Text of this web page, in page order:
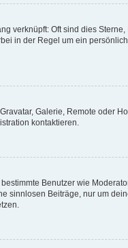
verknüpft: Oft sind dies
in der Regel um ein
Galerie, Remote oder
kontaktieren.
Benutzer wie
sinnlosen Beiträge, nur um